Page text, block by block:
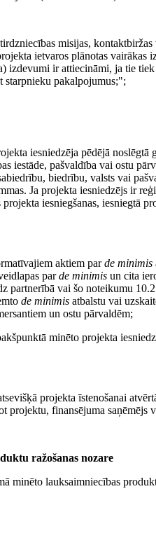
misijas,
ietvaros plānotas vairākas
izdevumi ir attiecināmi, ja tie
starpnieku pakalpojumus;";
iesniedzēja pēdējā noslēgtā
iestāde, pašvaldība vai ostu
biedrību, valsts vai
Ja projekta iesniedzējs ir
iesniegšanas, iesniegtā
aktiem parde minimis
parde minimis un cita
partnerībā vai šo noteikumu
de minimis atbalstu vai
un ostu pārvaldēm;
minēto projekta
projekta īstenošanai
projektu, finansējuma saņēmējs
ražošanas nozare
minēto lauksaimniecības